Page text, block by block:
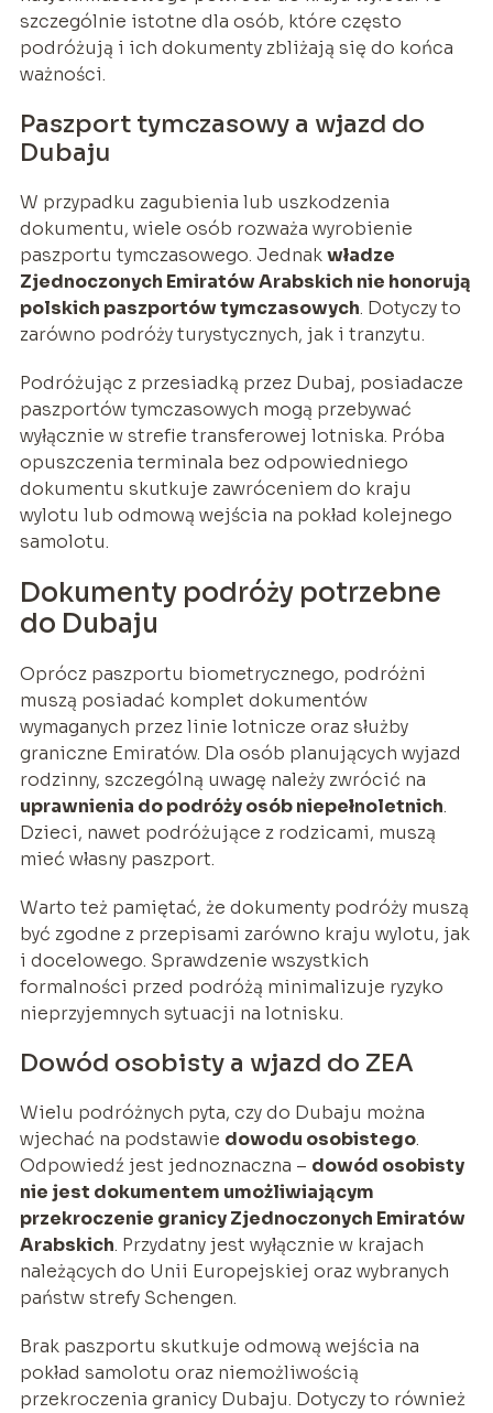
szczególnie istotne dla osób, które często
podróżują i ich dokumenty zbliżają się do końca
ważności.
Paszport tymczasowy a wjazd do
Dubaju
W przypadku zagubienia lub uszkodzenia
dokumentu, wiele osób rozważa wyrobienie
paszportu tymczasowego. Jednakwładze
Zjednoczonych Emiratów Arabskich nie honorują
polskich paszportów tymczasowych. Dotyczy to
zarówno podróży turystycznych, jak i tranzytu.
Podróżując z przesiadką przez Dubaj, posiadacze
paszportów tymczasowych mogą przebywać
wyłącznie w strefie transferowej lotniska. Próba
opuszczenia terminala bez odpowiedniego
dokumentu skutkuje zawróceniem do kraju
wylotu lub odmową wejścia na pokład kolejnego
samolotu.
Dokumenty podróży potrzebne
do Dubaju
Oprócz paszportu biometrycznego, podróżni
muszą posiadać komplet dokumentów
wymaganych przez linie lotnicze oraz służby
graniczne Emiratów. Dla osób planujących wyjazd
rodzinny, szczególną uwagę należy zwrócić na
uprawnienia do podróży osób niepełnoletnich.
Dzieci, nawet podróżujące z rodzicami, muszą
mieć własny paszport.
Warto też pamiętać, że dokumenty podróży muszą
być zgodne z przepisami zarówno kraju wylotu, jak
i docelowego. Sprawdzenie wszystkich
formalności przed podróżą minimalizuje ryzyko
nieprzyjemnych sytuacji na lotnisku.
Dowód osobisty a wjazd do ZEA
Wielu podróżnych pyta, czy do Dubaju można
wjechać na podstawie dowodu osobistego.
Odpowiedź jest jednoznaczna – dowód osobisty
nie jest dokumentem umożliwiającym
przekroczenie granicy Zjednoczonych Emiratów
Arabskich. Przydatny jest wyłącznie w krajach
należących do Unii Europejskiej oraz wybranych
państw strefy Schengen.
Brak paszportu skutkuje odmową wejścia na
pokład samolotu oraz niemożliwością
przekroczenia granicy Dubaju. Dotyczy to również